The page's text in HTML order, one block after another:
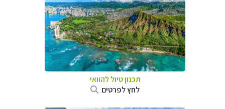
תכנון טיול להוואי
לחץ לפרטים